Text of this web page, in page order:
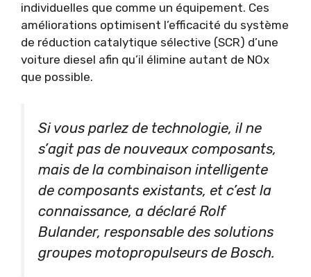
individuelles que comme un équipement. Ces
améliorations optimisent l’efficacité du système
de réduction catalytique sélective (SCR) d’une
voiture diesel afin qu’il élimine autant de NOx
que possible.
Si vous parlez de technologie, il ne
s’agit pas de nouveaux composants,
mais de la combinaison intelligente
de composants existants, et c’est la
connaissance, a déclaré Rolf
Bulander, responsable des solutions
groupes motopropulseurs de Bosch.